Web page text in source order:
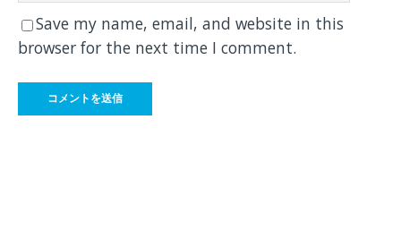
Save my name, email, and website in this
browser for the next time I comment.